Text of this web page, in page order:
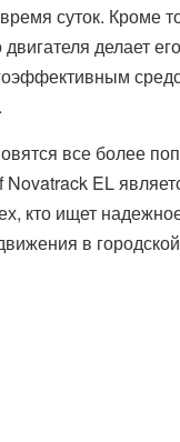
суток. Кроме
двигателя делает
все более
Novatrack EL
кто ищет
в